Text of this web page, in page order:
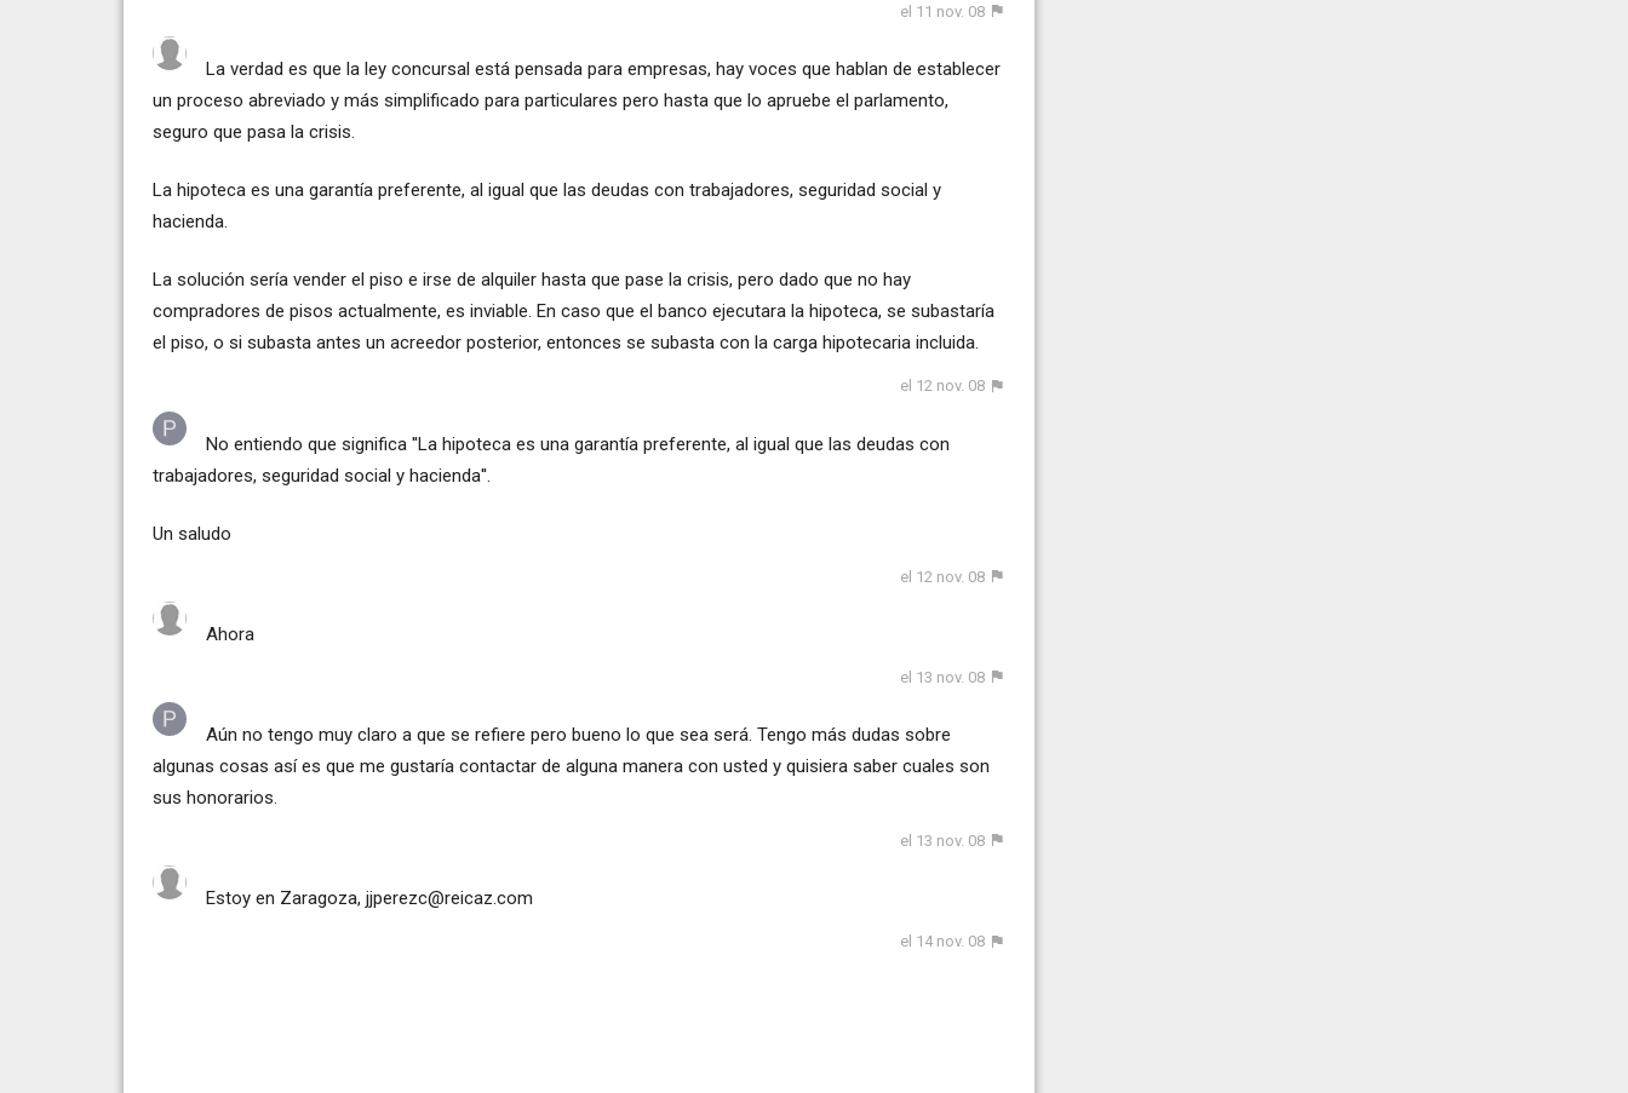
el 11 nov. 08
La verdad es que la ley concursal está pensada para empresas, hay voces que hablan de establecer
un proceso abreviado y más simplificado para particulares pero hasta que lo apruebe el parlamento,
seguro que pasa la crisis.
La hipoteca es una garantía preferente, al igual que las deudas con trabajadores, seguridad social y
hacienda.
La solución sería vender el piso e irse de alquiler hasta que pase la crisis, pero dado que no hay
compradores de pisos actualmente, es inviable. En caso que el banco ejecutara la hipoteca, se subastaría
el piso, o si subasta antes un acreedor posterior, entonces se subasta con la carga hipotecaria incluida.
el 12 nov. 08
No entiendo que significa ''La hipoteca es una garantía preferente, al igual que las deudas con
trabajadores, seguridad social y hacienda''.
Un saludo
el 12 nov. 08
Ahora
el 13 nov. 08
Aún no tengo muy claro a que se refiere pero bueno lo que sea será. Tengo más dudas sobre
algunas cosas así es que me gustaría contactar de alguna manera con usted y quisiera saber cuales son
sus honorarios.
el 13 nov. 08
Estoy en Zaragoza, jjperezc@reicaz.com
el 14 nov. 08